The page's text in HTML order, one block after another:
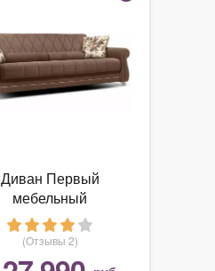
Диван Первый
мебельный
(Отзывы 2)